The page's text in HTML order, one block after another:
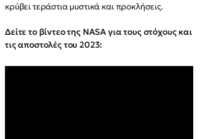
κρύβει τεράστια μυστικά και προκλήσεις.
Δείτε το βίντεο της NASA για τους στόχους και
τις αποστολές του 2023: